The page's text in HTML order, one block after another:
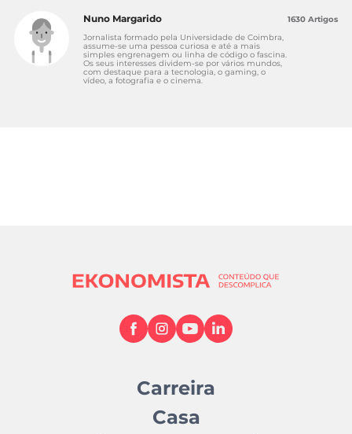
Nuno Margarido
Jornalista formado pela Universidade de Coimbra,
assume-se uma pessoa curiosa e até a mais
simples engrenagem ou linha de código o fascina.
Os seus interesses dividem-se por vários mundos,
com destaque para a tecnologia, o gaming, o
vídeo, a fotografia e o cinema.
1630 Artigos
Carreira
Casa